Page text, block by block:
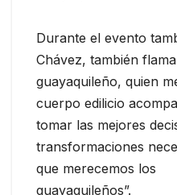
Durante el evento
Chávez, también
guayaquileño, quien
cuerpo edilicio
tomar las mejores
transformaciones
que merecemos los
guayaquileños”.